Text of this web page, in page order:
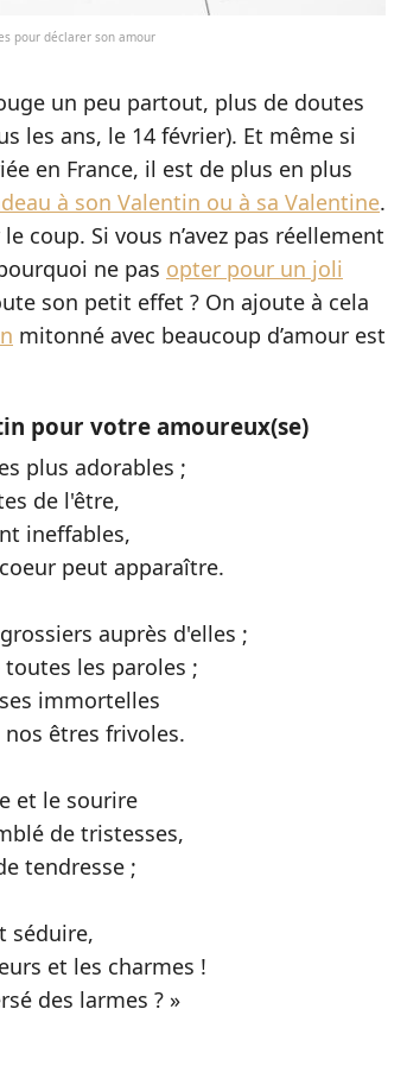
pour déclarer son amour
un peu partout, plus de doutes
les ans, le 14 février). Et même si
en France, il est de plus en plus
à son Valentin ou à sa Valentine.
coup. Si vous n’avez pas réellement
ne pas opter pour un joli
son petit effet ? On ajoute à cela
mitonné avec beaucoup d’amour est
pour votre amoureux(se)
plus adorables ;
de l'être,
ineffables,
peut apparaître.
auprès d'elles ;
les paroles ;
immortelles
êtres frivoles.
et le sourire
de tristesses,
tendresse ;
séduire,
et les charmes !
des larmes ? »